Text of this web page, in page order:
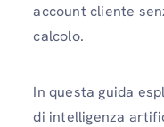
account cliente
calcolo.
In questa guida
di intelligenza